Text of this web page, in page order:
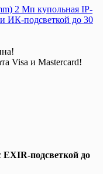
2 Мп купольная IP-
ИК-подсветкой до 30
Visa и Mastercard!
подсветкой до